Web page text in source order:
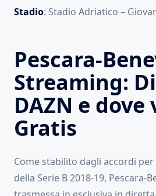
Stadio: Stadio Adriatico –
Pescara-
Streaming:
DAZN e dove
Gratis
Come stabilito dagli accordi
della Serie B 2018-19, Pescara-